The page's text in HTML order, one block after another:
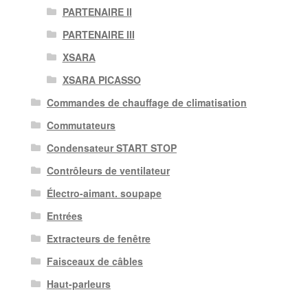
PARTENAIRE II
PARTENAIRE III
XSARA
XSARA PICASSO
Commandes de chauffage de climatisation
Commutateurs
Condensateur START STOP
Contrôleurs de ventilateur
Électro-aimant. soupape
Entrées
Extracteurs de fenêtre
Faisceaux de câbles
Haut-parleurs